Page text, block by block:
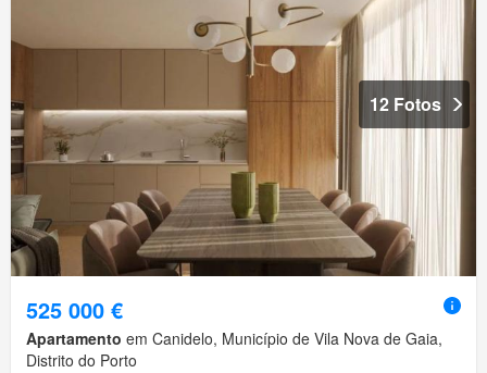
12 Fotos
525 000 €
Apartamento em Canidelo, Município de Vila Nova de Gaia,
Distrito do Porto